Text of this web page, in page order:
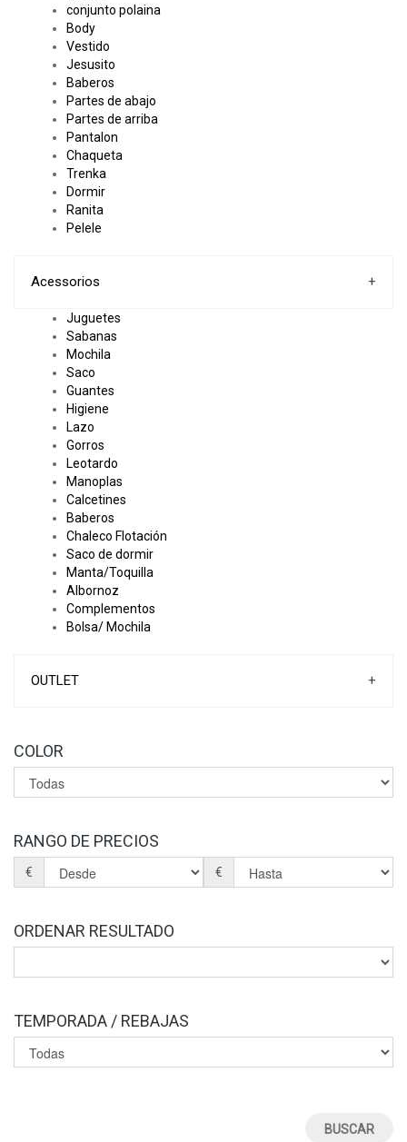
conjunto polaina
Body
Vestido
Jesusito
Baberos
Partes de abajo
Partes de arriba
Pantalon
Chaqueta
Trenka
Dormir
Ranita
Pelele
Acessorios +
Juguetes
Sabanas
Mochila
Saco
Guantes
Higiene
Lazo
Gorros
Leotardo
Manoplas
Calcetines
Baberos
Chaleco Flotación
Saco de dormir
Manta/Toquilla
Albornoz
Complementos
Bolsa/ Mochila
OUTLET +
COLOR
RANGO DE PRECIOS
€ €
ORDENAR RESULTADO
TEMPORADA / REBAJAS